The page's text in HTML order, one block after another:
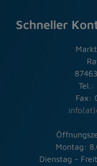
Schneller
Tel.:
Fax:
Montag:
Dienstag -